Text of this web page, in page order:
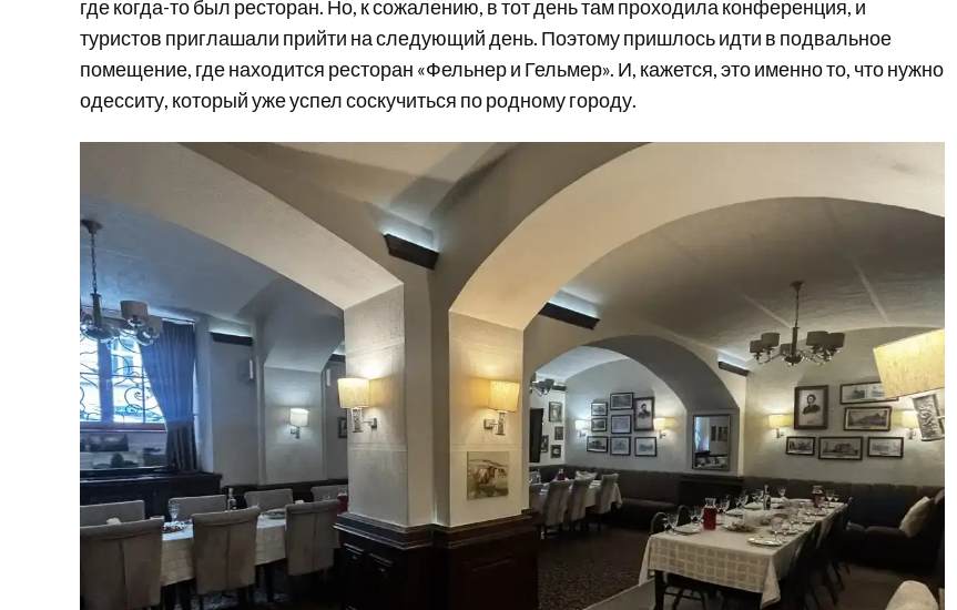
где когда-то был ресторан. Но, к сожалению, в тот день там проходила конференция, и
туристов приглашали прийти на следующий день. Поэтому пришлось идти в подвальное
помещение, где находится ресторан «Фельнер и Гельмер». И, кажется, это именно то, что нужно
одесситу, который уже успел соскучиться по родному городу.